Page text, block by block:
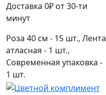
Доставка 0₽ от 30-ти
минут
Роза 40 см - 15 шт., Лента
атласная - 1 шт.,
Современная упаковка -
1 шт.